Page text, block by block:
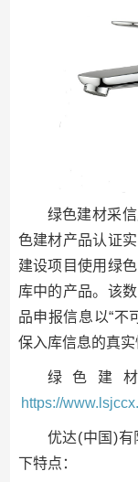
绿色建材采
色建材产品认证
建设项目使用绿
库中的产品。该
品申报信息以“不
保入库信息的真实
绿色建
https://
优达(中国)有
下特点：